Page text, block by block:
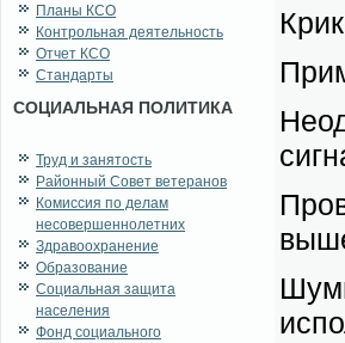
Планы КСО
Контрольная деятельность
Отчет КСО
Стандарты
СОЦИАЛЬНАЯ ПОЛИТИКА
Труд и занятость
Районный Совет ветеранов
Комиссия по делам
несовершеннолетних
Здравоохранение
Образование
Социальная защита
населения
Фонд социального